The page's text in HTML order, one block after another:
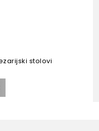
stolovi